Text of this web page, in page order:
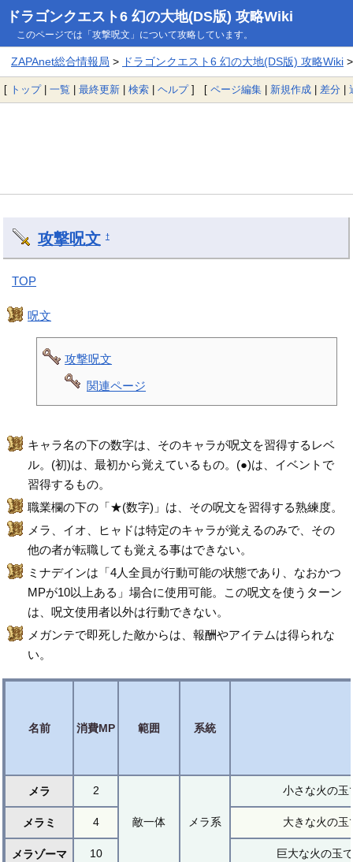
ドラゴンクエスト6 幻の大地(DS版) 攻略Wiki
このページでは「攻撃呪文」について攻略しています。
ZAPAnet総合情報局 > ドラゴンクエスト6 幻の大地(DS版) 攻略Wiki>
[ トップ| 一覧 | 最終更新 | 検索 | ヘルプ] [ ページ編集 | 新規作成 | 差分 |
攻撃呪文 †
TOP
呪文
攻撃呪文
関連ページ
キャラ名の下の数字は、そのキャラが呪文を習得するレベ
ル。(初)は、最初から覚えているもの。(●)は、イベントで
習得するもの。
職業欄の下の「★(数字)」は、その呪文を習得する熟練度。
メラ、イオ、ヒャドは特定のキャラが覚えるのみで、その
他の者が転職しても覚える事はできない。
ミナデインは「4人全員が行動可能の状態であり、なおかつ
MPが10以上ある」場合に使用可能。この呪文を使うターン
は、呪文使用者以外は行動できない。
メガンテで即死した敵からは、報酬やアイテムは得られな
い。
名前 消費MP 範囲 系統
メラ 2
敵一体 メラ系
小さな火の玉
メラミ 4 大きな火の
メラゾーマ 10 巨大な火の玉